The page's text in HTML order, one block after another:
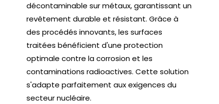
décontaminable sur métaux, garantissant un
revêtement durable et résistant. Grâce à
des procédés innovants, les surfaces
traitées bénéficient d'une protection
optimale contre la corrosion et les
contaminations radioactives. Cette solution
s'adapte parfaitement aux exigences du
secteur nucléaire.